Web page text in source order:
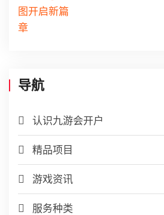
导航
认识九游会开户
精品项目
游戏资讯
服务种类